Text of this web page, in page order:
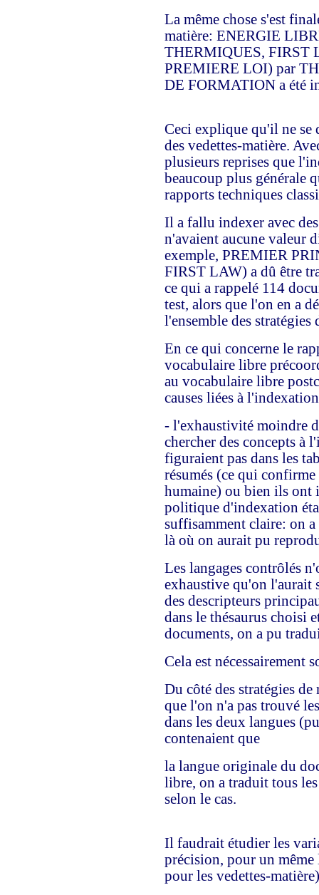
La même chose s'est
matière: ENERGIE
THERMIQUES, FIRST
PREMIERE LOI) par
DE FORMATION a été
Ceci explique qu'il ne se
des vedettes-matière.
plusieurs reprises que
beaucoup plus générale
rapports techniques
Il a fallu indexer avec
n'avaient aucune valeur
exemple, PREMIER
FIRST LAW) a dû être
ce qui a rappelé 114
test, alors que l'on en a
l'ensemble des stratégies
En ce qui concerne le
vocabulaire libre
au vocabulaire libre
causes liées à
- l'exhaustivité moindre
chercher des concepts à
figuraient pas dans les
résumés (ce qui
humaine) ou bien ils ont
politique d'indexation
suffisamment claire: on
là où on aurait pu
Les langages contrôlés
exhaustive qu'on l'aurait
des descripteurs
dans le thésaurus choisi
documents, on a pu
Cela est nécessairement
Du côté des stratégies
que l'on n'a pas trouvé
dans les deux langues
contenaient que
la langue originale du
libre, on a traduit tous
selon le cas.
Il faudrait étudier les
précision, pour un même
pour les vedettes-